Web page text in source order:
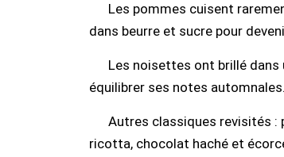
Les pommes cuisent
dans beurre et sucre pour
Les noisettes ont brillé dans
équilibrer ses notes
Autres classiques revisités :
ricotta, chocolat haché et